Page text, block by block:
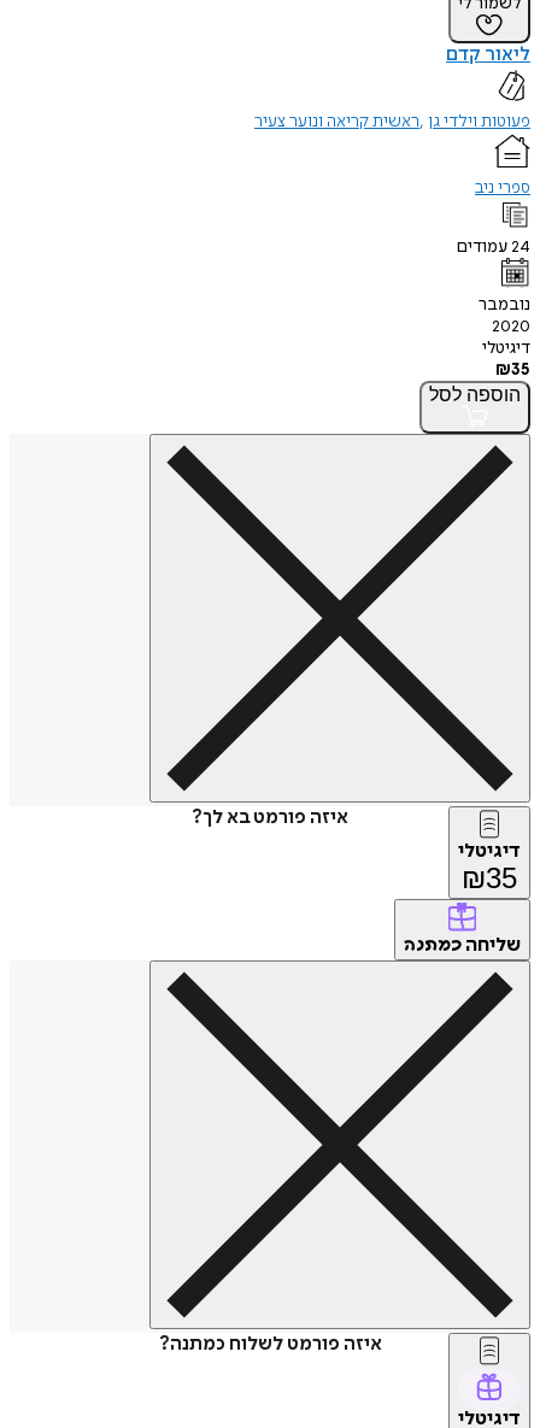
לשמור לי
ליאור קדם
פעוטות וילדי גן ראשית קריאה ונוער צעיר
ספרי ניב
24עמודים
נובמבר
2020
דיגיטלי
₪35
הוספה לסל
איזה פורמט בא לך?
דיגיטלי
₪35
שליחה כמתנה
איזה פורמט לשלוח כמתנה?
דיגיטלי